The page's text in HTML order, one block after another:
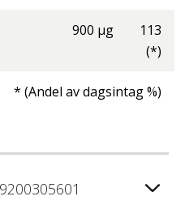
900 µg
113
(*)
* (Andel av dagsintag %)